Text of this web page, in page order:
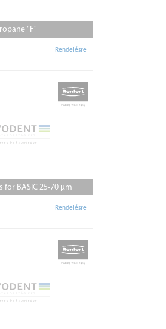
"F"
Rendelésre
for BASIC 25-70 µm
Rendelésre